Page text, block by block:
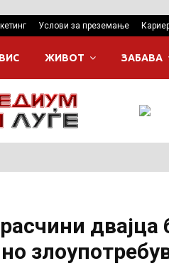
Услови за преземање
ЖИВОТ ЗАБАВА
двајца